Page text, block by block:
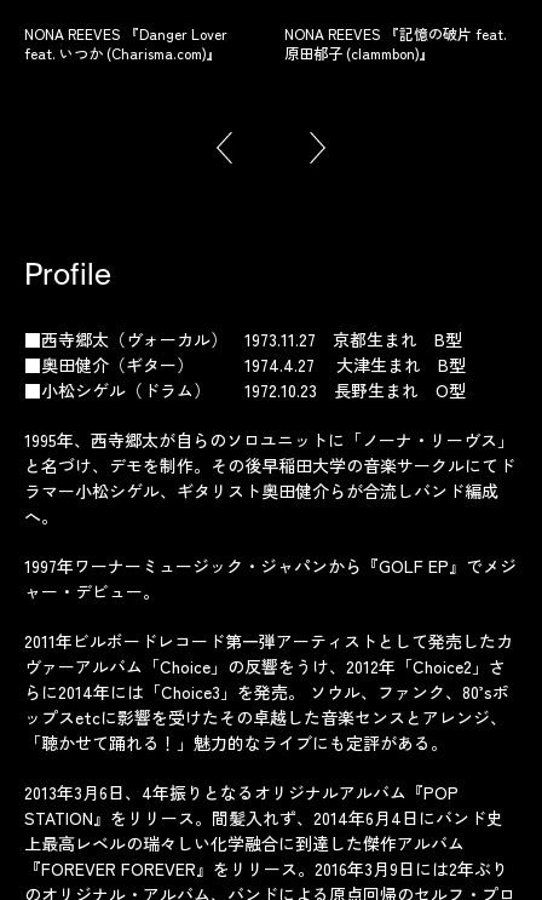
NONA REEVES 『Danger Lover
feat. いつか (Charisma.com)』
NONA REEVES 『記憶の破片 feat.
原田郁子 (clammbon)』
Profile
■西寺郷太（ヴォーカル） 1973.11.27 京都生まれ B型
■奥田健介（ギター） 1974.4.27 大津生まれ B型
■小松シゲル（ドラム） 1972.10.23 長野生まれ O型
1995年、西寺郷太が自らのソロユニットに「ノーナ・リーヴス」
と名づけ、デモを制作。その後早稲田大学の音楽サークルにてド
ラマー小松シゲル、ギタリスト奥田健介らが合流しバンド編成
へ。
1997年ワーナーミュージック・ジャパンから『GOLF EP』でメジ
ャー・デビュー。
2011年ビルボードレコード第一弾アーティストとして発売したカ
ヴァーアルバム「Choice」の反響をうけ、2012年「Choice2」さ
らに2014年には「Choice3」を発売。 ソウル、ファンク、80’sポ
ップスetcに影響を受けたその卓越した音楽センスとアレンジ、
「聴かせて踊れる！」魅力的なライブにも定評がある。
2013年3月6日、4年振りとなるオリジナルアルバム『POP
STATION』をリリース。間髪入れず、2014年6月4日にバンド史
上最高レベルの瑞々しい化学融合に到達した傑作アルバム
『FOREVER FOREVER』をリリース。2016年3月9日には2年ぶり
のオリジナル・アルバム、バンドによる原点回帰のセルフ・プロ